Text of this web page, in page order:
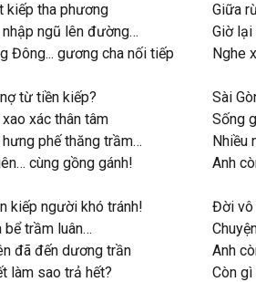
kiếp tha phương
nhập ngũ lên đường…
Đông... gương cha nối tiếp
từ tiền kiếp?
xác thân tâm
phế thăng trầm…
cùng gồng gánh!
kiếp người khó tránh!
trầm luân…
đã đến dương trần
làm sao trả hết?
Giữa
Giờ lại
Nghe
Sài
Sống
Nhiều
Anh
Đời vô
Anh
Còn gì